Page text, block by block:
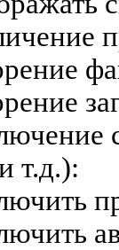
т.д.):